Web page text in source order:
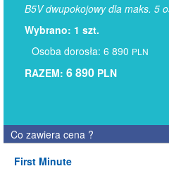
B5V dwupokojowy dla maks. 5
Wybrano: 1 szt.
Osoba dorosła: 6 890 PLN
RAZEM: 6 890 PLN
Co zawiera cena ?
First Minute